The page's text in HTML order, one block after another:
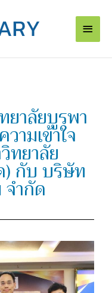
Main
าลัยบูรพา
ามเข้าใจ
ทยาลัย
กับ บริษัท
ำกัด